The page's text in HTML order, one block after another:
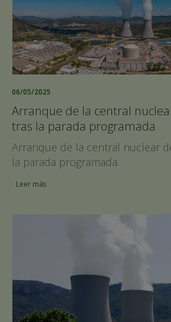
06/05/2025
Arranque de la central
tras la parada programada
Arranque de la central nuclear
la parada programada.
Leer más